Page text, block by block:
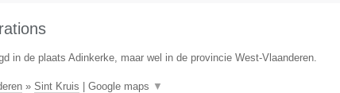
in de plaats Adinkerke, maar wel in de provincie West-Vlaanderen.
» Sint Kruis Google maps ▼